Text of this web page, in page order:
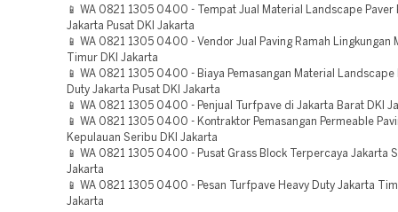
📱 WA 0821 1305 0400 - Tempat Jual Material Landscape Paver
Jakarta Pusat DKI Jakarta
📱 WA 0821 1305 0400 - Vendor Jual Paving Ramah Lingkungan
Timur DKI Jakarta
📱 WA 0821 1305 0400 - Biaya Pemasangan Material Landscape
Duty Jakarta Pusat DKI Jakarta
📱 WA 0821 1305 0400 - Penjual Turfpave di Jakarta Barat DKI
📱 WA 0821 1305 0400 - Kontraktor Pemasangan Permeable
Kepulauan Seribu DKI Jakarta
📱 WA 0821 1305 0400 - Pusat Grass Block Terpercaya Jakarta
Jakarta
📱 WA 0821 1305 0400 - Pesan Turfpave Heavy Duty Jakarta
Jakarta